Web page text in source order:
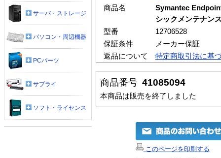
商品名
Symantec
シックメンテナン
型番
12706528
保証条件
メーカー保証
返品について
特定商取引法に基
商品番号 41085094
本商品は販売を終了しました
このページを印刷する
サーバ・ストレージ
パソコン・周辺機器
PCパーツ
サプライ
ソフト・ライセンス